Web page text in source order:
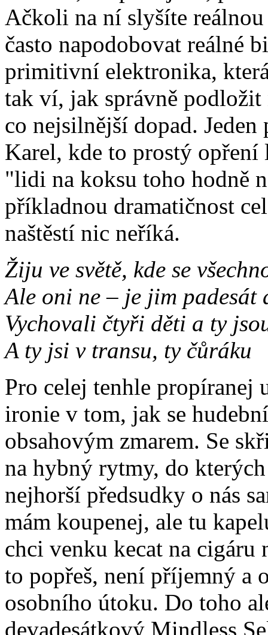
Ačkoli na ní slyšíte reálnou
často napodobovat reálné
primitivní elektronika,
tak ví, jak správně
co nejsilnější dopad.
Karel, kde to prostý
"lidi na koksu toho hodně
příkladnou dramatičnost
naštěstí nic neříká.
Žiju ve světě, kde se
Ale oni ne – je jim padesát
Vychovali čtyři děti a ty
A ty jsi v transu, ty čůráku
Pro celej tenhle propíranej
ironie v tom, jak se
obsahovým zmarem. Se
na hybný rytmy, do
nejhorší předsudky o nás
mám koupenej, ale tu
chci venku kecat na cigáru
to popřeš, není příjemný a
osobního útoku. Do toho
devadesátkový Mindless